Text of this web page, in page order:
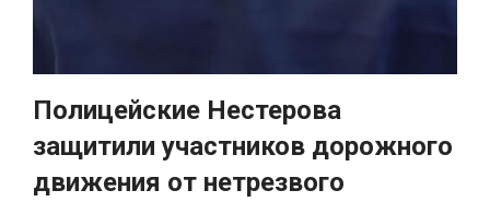
Полицейские Нестерова
защитили участников дорожного
движения от нетрезвого